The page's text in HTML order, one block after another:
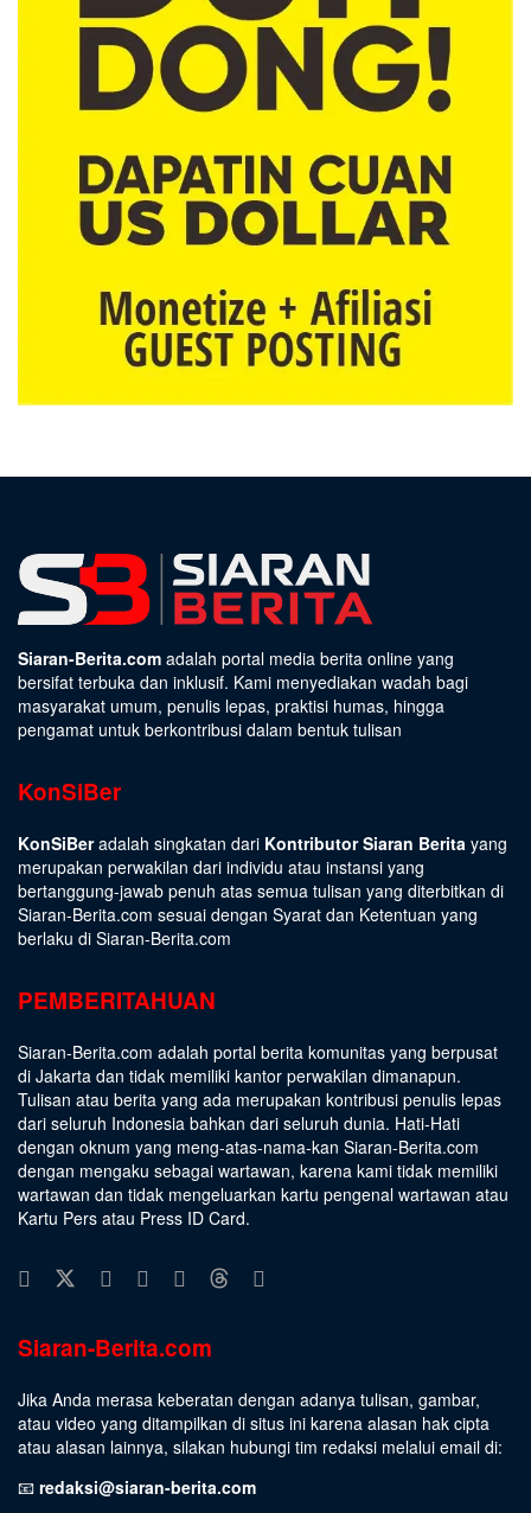
Siaran-Berita.com adalah portal media berita online yang
bersifat terbuka dan inklusif. Kami menyediakan wadah bagi
masyarakat umum, penulis lepas, praktisi humas, hingga
pengamat untuk berkontribusi dalam bentuk tulisan
KonSiBer
KonSiBeradalah singkatan dari Kontributor Siaran Berita yang
merupakan perwakilan dari individu atau instansi yang
bertanggung-jawab penuh atas semua tulisan yang diterbitkan di
Siaran-Berita.com sesuai dengan Syarat dan Ketentuan yang
berlaku di Siaran-Berita.com
PEMBERITAHUAN
Siaran-Berita.com adalah portal berita komunitas yang berpusat
di Jakarta dan tidak memiliki kantor perwakilan dimanapun.
Tulisan atau berita yang ada merupakan kontribusi penulis lepas
dari seluruh Indonesia bahkan dari seluruh dunia. Hati-Hati
dengan oknum yang meng-atas-nama-kan Siaran-Berita.com
dengan mengaku sebagai wartawan, karena kami tidak memiliki
wartawan dan tidak mengeluarkan kartu pengenal wartawan atau
Kartu Pers atau Press ID Card.
Siaran-Berita.com
Jika Anda merasa keberatan dengan adanya tulisan, gambar,
atau video yang ditampilkan di situs ini karena alasan hak cipta
atau alasan lainnya, silakan hubungi tim redaksi melalui email di:
📧 redaksi@siaran-berita.com